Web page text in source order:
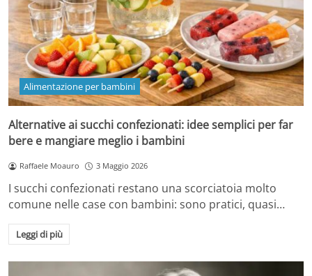
Alimentazione per bambini
Alternative ai succhi confezionati: idee semplici per far
bere e mangiare meglio i bambini
Raffaele Moauro 3 Maggio 2026
I succhi confezionati restano una scorciatoia molto
comune nelle case con bambini: sono pratici, quasi…
Leggi di più